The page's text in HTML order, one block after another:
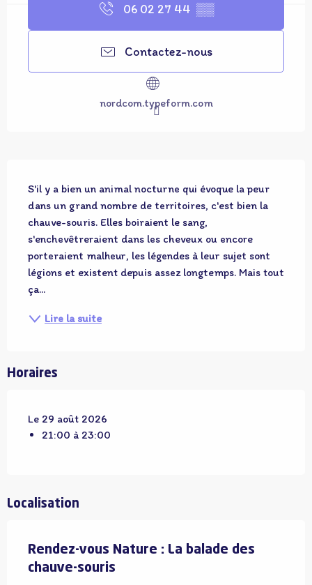
06 02 27 44 ▒▒
Contactez-nous
nordcom.typeform.com
S'il y a bien un animal nocturne qui évoque la peur
dans un grand nombre de territoires, c'est bien la
chauve-souris. Elles boiraient le sang,
s'enchevêtreraient dans les cheveux ou encore
porteraient malheur, les légendes à leur sujet sont
légions et existent depuis assez longtemps. Mais tout
ça...
Lire la suite
Horaires
Le 29 août 2026
21:00 à 23:00
Localisation
Rendez-vous Nature : La balade des
chauve-souris